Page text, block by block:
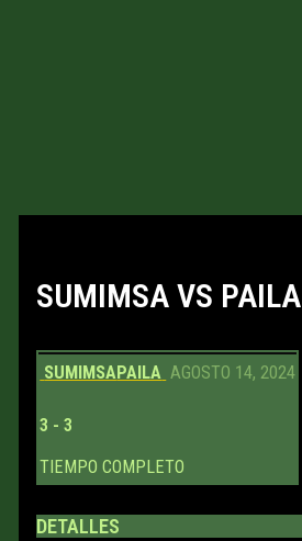
SUMIMSA VS PAILA
SUMIMSAPAILA AGOSTO 14, 2024
3 -3
TIEMPO COMPLETO
DETALLES